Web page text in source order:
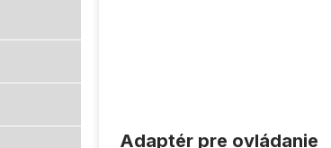
Adaptér pre ovládanie